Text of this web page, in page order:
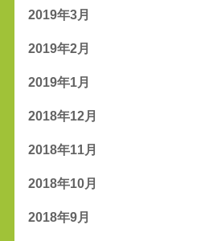
2019年3月
2019年2月
2019年1月
2018年12月
2018年11月
2018年10月
2018年9月